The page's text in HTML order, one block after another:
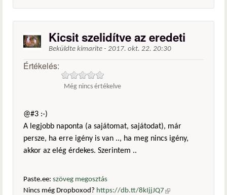
Kicsit szelidítve az eredeti
Beküldte kimarite - 2017. okt. 22. 20:30
Értékelés:
Még nincs értékelve
@#3 :-)
A legjobb naponta (a sajátomat, sajátodat), már
persze, ha erre igény is van .., ha meg nincs igény,
akkor az elég érdekes. Szerintem ..
Paste.ee: szöveg megosztás
Nincs még Dropboxod? https://db.tt/8kIjjJQ7 (külső